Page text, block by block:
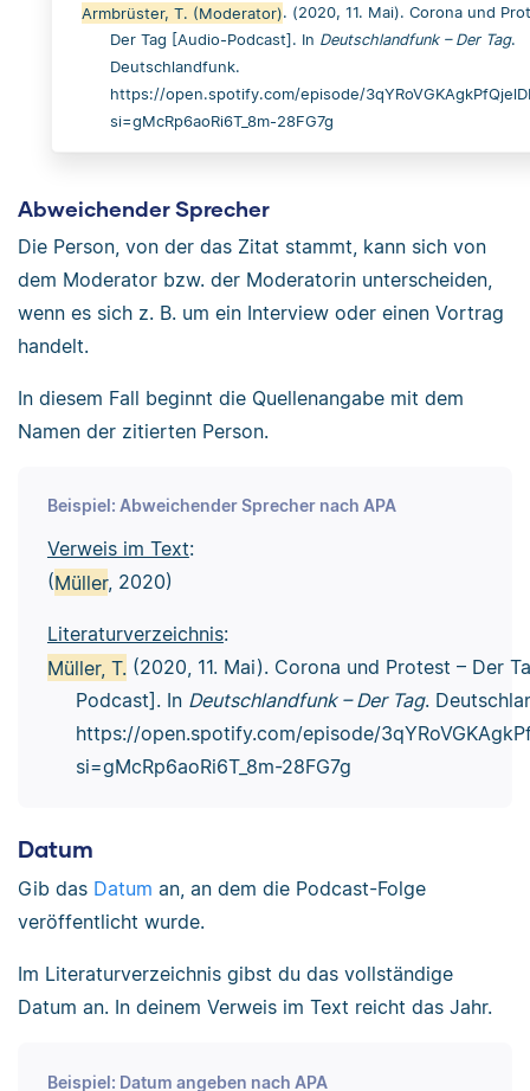
Armbrüster, T. (Moderator). (2020, 11. Mai). Corona und
Der Tag [Audio-Podcast]. In Deutschlandfunk – Der Tag.
Deutschlandfunk.
https://open.spotify.com/episode/
si=gMcRp6aoRi6T_8m-28FG7g
Abweichender Sprecher
Die Person, von der das Zitat stammt, kann sich von
dem Moderator bzw. der Moderatorin unterscheiden,
wenn es sich z. B. um ein Interview oder einen Vortrag
handelt.
In diesem Fall beginnt die Quellenangabe mit dem
Namen der zitierten Person.
Beispiel: Abweichender Sprecher nach APA
Verweis im Text:
(Müller, 2020)
Literaturverzeichnis:
Müller, T.(2020, 11. Mai). Corona und Protest – Der
Podcast]. In Deutschlandfunk – Der Tag.
https://open.spotify.com/episode/
si=gMcRp6aoRi6T_8m-28FG7g
Datum
Gib das Datum an, an dem die Podcast-Folge
veröffentlicht wurde.
Im Literaturverzeichnis gibst du das vollständige
Datum an. In deinem Verweis im Text reicht das Jahr.
Beispiel: Datum angeben nach APA